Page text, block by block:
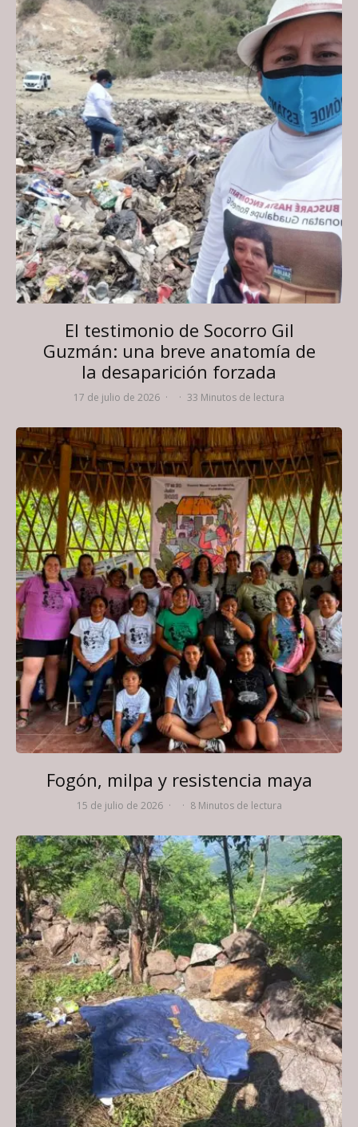
El testimonio de Socorro Gil
Guzmán: una breve anatomía de
la desaparición forzada
17 de julio de 2026 · · 33 Minutos de lectura
Fogón, milpa y resistencia maya
15 de julio de 2026 · · 8 Minutos de lectura